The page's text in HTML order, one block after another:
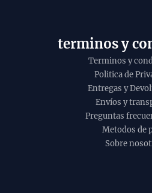
terminos y
Terminos y
Politica de
Entregas y
Envíos y
Preguntas
Metodos de
Sobre